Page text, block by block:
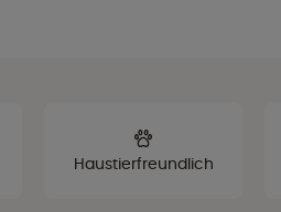
Haustierfreundlich